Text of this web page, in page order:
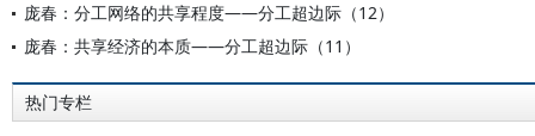
庞春：分工网络的共享程度——分工超边际（12）
庞春：共享经济的本质——分工超边际（11）
热门专栏